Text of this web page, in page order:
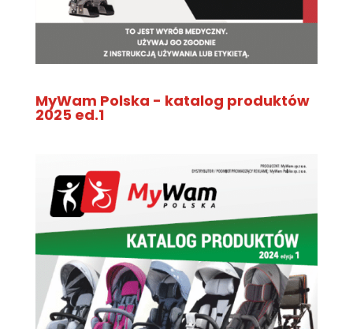
MyWam Polska - katalog produktów
2025 ed.1